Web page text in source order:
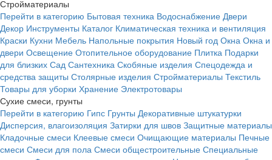
Стройматериалы
Перейти в категорию Бытовая техника Водоснабжение Двери
Декор Инструменты Каталог Климатическая техника и вентиляция
Краски Кухни Мебель Напольные покрытия Новый год Окна Окна и
двери Освещение Отопительное оборудование Плитка Подарки
для близких Сад Сантехника Скобяные изделия Спецодежда и
средства защиты Столярные изделия Стройматериалы Текстиль
Товары для уборки Хранение Электротовары
Сухие смеси, грунты
Перейти в категорию Гипс Грунты Декоративные штукатурки
Дисперсия, влагоизоляция Затирки для швов Защитные материалы
Кладочные смеси Клеевые смеси Очищающие материалы Печные
смеси Смеси для пола Смеси общестроительные Специальные